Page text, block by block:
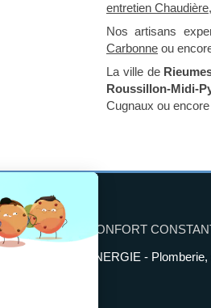
entretien Chaudière,
Nos artisans
Carbonne ou
La ville de
Roussillon-Midi-
Cugnaux ou
CONFORT
CONSTANT ENERGIE -